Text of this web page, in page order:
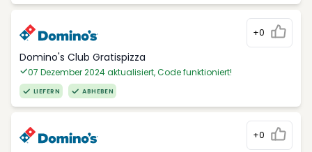
+0
Domino's Club Gratispizza
07 Dezember 2024 aktualisiert, Code funktioniert!
LIEFERN ABHEBEN
+0